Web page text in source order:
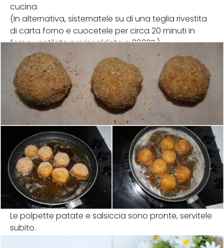
cucina.
(In alternativa, sistematele su di una teglia rivestita
di carta forno e cuocetele per circa 20 minuti in
forno ventilato preriscaldato a 200°C.)
Le polpette patate e salsiccia sono pronte, servitele
subito.